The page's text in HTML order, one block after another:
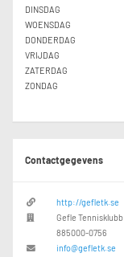
DINSDAG
WOENSDAG
DONDERDAG
VRIJDAG
ZATERDAG
ZONDAG
Contactgegevens
http://gefletk.se
Gefle Tennisklubb
885000-0756
info@gefletk.se